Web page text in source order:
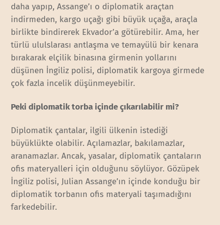
daha yapıp, Assange’ı o diplomatik araçtan
indirmeden, kargo uçağı gibi büyük uçağa, araçla
birlikte bindirerek Ekvador’a götürebilir. Ama, her
türlü ululslarası antlaşma ve temayülü bir kenara
bırakarak elçilik binasına girmenin yollarını
düşünen İngiliz polisi, diplomatik kargoya girmede
çok fazla incelik düşünmeyebilir.
Peki diplomatik torba içinde çıkarılabilir mi?
Diplomatik çantalar, ilgili ülkenin istediği
büyüklükte olabilir. Açılamazlar, bakılamazlar,
aranamazlar. Ancak, yasalar, diplomatik çantaların
ofis materyalleri için olduğunu söylüyor. Gözüpek
İngiliz polisi, Julian Assange’ın içinde konduğu bir
diplomatik torbanın ofis materyali taşımadığını
farkedebilir.